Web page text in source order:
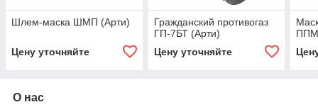
Шлем-маска ШМП (Арти)
Цену уточняйте
Гражданский противогаз
ГП-7БТ (Арти)
Цену уточняйте
О нас